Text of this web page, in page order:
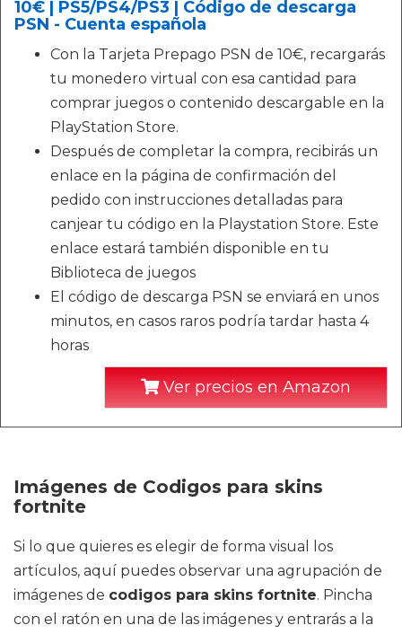
10€ | PS5/PS4/PS3 | Código de descarga
PSN - Cuenta española
Con la Tarjeta Prepago PSN de 10€, recargarás
tu monedero virtual con esa cantidad para
comprar juegos o contenido descargable en la
PlayStation Store.
Después de completar la compra, recibirás un
enlace en la página de confirmación del
pedido con instrucciones detalladas para
canjear tu código en la Playstation Store. Este
enlace estará también disponible en tu
Biblioteca de juegos
El código de descarga PSN se enviará en unos
minutos, en casos raros podría tardar hasta 4
horas
Ver precios en Amazon
Imágenes de Codigos para skins
fortnite
Si lo que quieres es elegir de forma visual los
artículos, aquí puedes observar una agrupación de
imágenes de codigos para skins fortnite. Pincha
con el ratón en una de las imágenes y entrarás a la